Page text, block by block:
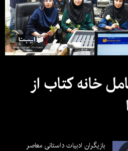
خانه کتاب از
بازیگران ادبیات داستانی معاصر